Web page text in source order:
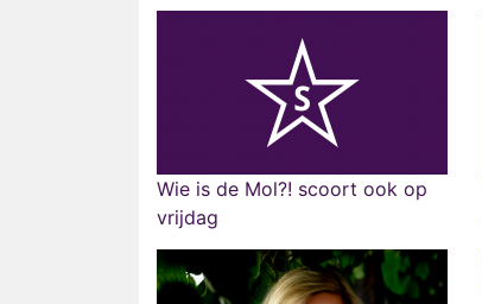
Wie is de Mol?! scoort ook op
vrijdag